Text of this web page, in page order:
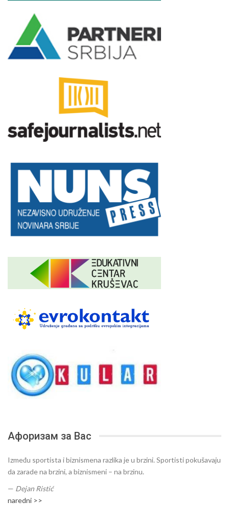
Афоризам за Вас
Između sportista i biznismena razlika je u brzini. Sportisti pokušavaju
da zarade na brzini, a biznismeni – na brzinu.
— Dejan Ristić
naredni >>